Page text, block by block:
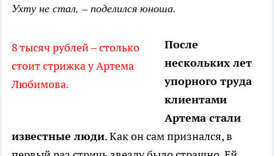
Ухту не стал, – поделился юноша.
8 тысяч рублей – столько
стоит стрижка у Артема
Любимова.
После
нескольких лет
упорного труда
клиентами
Артема стали
известные люди. Как он сам признался, в